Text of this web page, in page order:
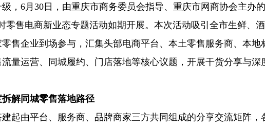
，6月30日，由重庆市商务委员会指导、重庆市网商协会主办
零售电商新业态专题活动如期开展。本次活动吸引全市生鲜、
售企业到场参与，汇集头部电商平台、本土零售服务商、本地
量运营、同城履约、门店落地等核心议题，开展干货分享与深
解同城零售落地路径
起由平台、服务商、品牌商家三方共同组成的分享交流矩阵，